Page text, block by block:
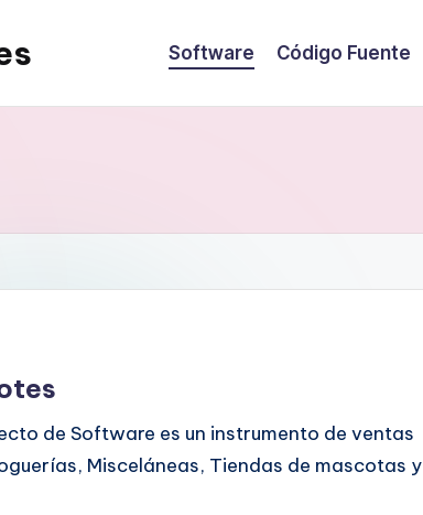
Software Código Fuente
de Software es un instrumento de ventas
Misceláneas, Tiendas de mascotas y